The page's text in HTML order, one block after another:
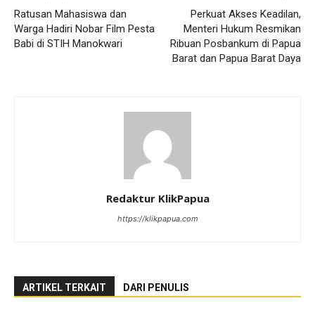
Ratusan Mahasiswa dan
Warga Hadiri Nobar Film Pesta
Babi di STIH Manokwari
Perkuat Akses Keadilan,
Menteri Hukum Resmikan
Ribuan Posbankum di Papua
Barat dan Papua Barat Daya
Redaktur KlikPapua
https://klikpapua.com
ARTIKEL TERKAIT DARI PENULIS